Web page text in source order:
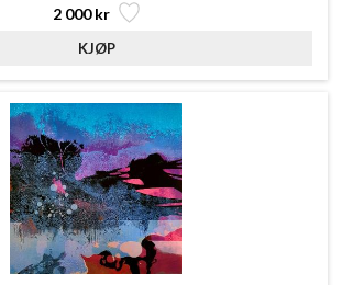
2 000 kr